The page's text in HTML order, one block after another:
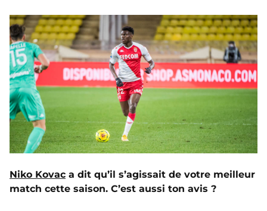
Niko Kovac a dit qu’il s’agissait de votre meilleur
match cette saison. C’est aussi ton avis ?